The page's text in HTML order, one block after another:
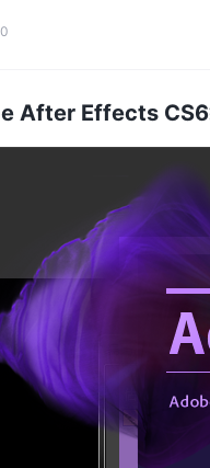
After Effects CS6